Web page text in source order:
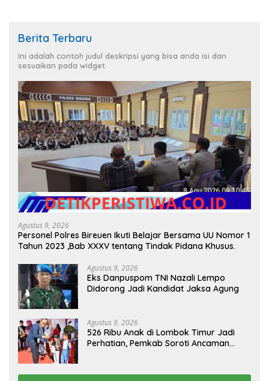
Berita Terbaru
Ini adalah contoh judul deskripsi yang bisa anda isi dan
sesuaikan pada widget
Agustus 9, 2026
Personel Polres Bireuen Ikuti Belajar Bersama UU Nomor 1
Tahun 2023 ,Bab XXXV tentang Tindak Pidana Khusus.
Agustus 9, 2026
Eks Danpuspom TNI Nazali Lempo
Didorong Jadi Kandidat Jaksa Agung
Agustus 9, 2026
526 Ribu Anak di Lombok Timur Jadi
Perhatian, Pemkab Soroti Ancaman